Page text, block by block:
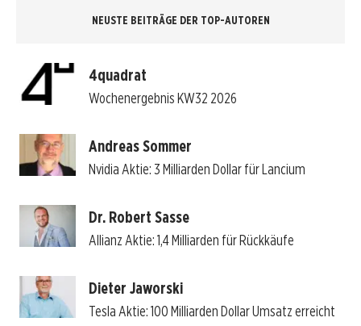
NEUSTE BEITRÄGE DER TOP-AUTOREN
4quadrat
Wochenergebnis KW32 2026
Andreas Sommer
Nvidia Aktie: 3 Milliarden Dollar für Lancium
Dr. Robert Sasse
Allianz Aktie: 1,4 Milliarden für Rückkäufe
Dieter Jaworski
Tesla Aktie: 100 Milliarden Dollar Umsatz erreicht